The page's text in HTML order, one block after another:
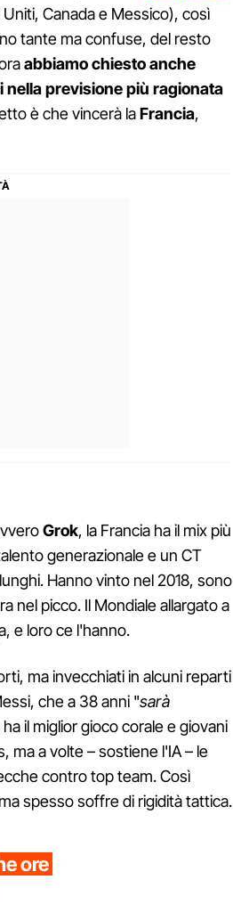
Canada e Messico), così
tante ma confuse, del resto
abbiamo chiesto anche
previsione più ragionata
è che vincerà laFrancia,
Grok, la Francia ha il mix più
generazionale e un CT
Hanno vinto nel 2018, sono
nel picco. Il Mondiale allargato a
e loro ce l'hanno.
ma invecchiati in alcuni reparti
che a 38 anni "sarà
il miglior gioco corale e giovani
ma a volte – sostiene l'IA – le
contro top team. Così
spesso soffre di rigidità tattica.
ore